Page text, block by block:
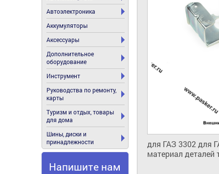
Автоэлектроника
Аккумуляторы
Аксессуары
Дополнительное
оборудование
Инструмент
Руководства по ремонту,
карты
Туризм и отдых, товары
для дома
Шины, диски и
принадлежности
Напишите нам
для ГАЗ 3302 для
материал деталей